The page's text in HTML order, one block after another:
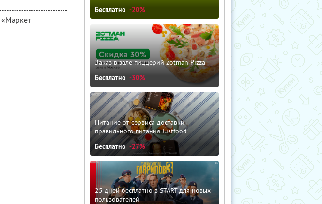
«Маркет
Бесплатно -20%
Заказ в зале пиццерий Zotman Pizza
Бесплатно -30%
Питание от сервиса доставки
правильного питания Justfood
Бесплатно -27%
25 дней бесплатно в START для новых
пользователей